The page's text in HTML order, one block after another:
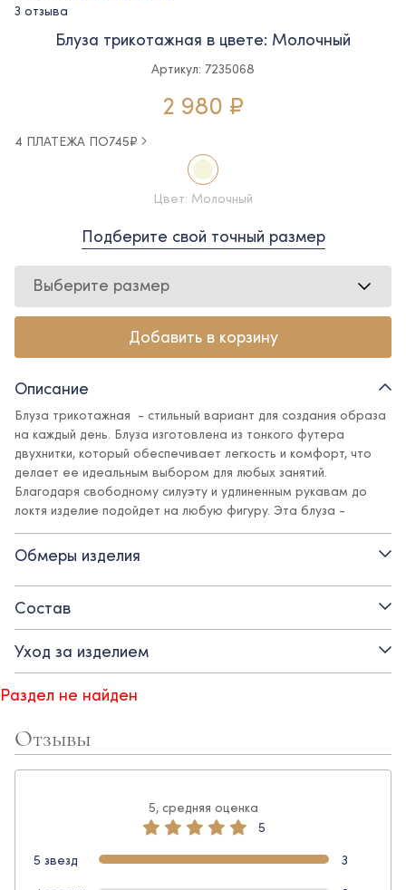
3 отзыва
Блуза трикотажная в цвете: Молочный
Артикул: 7235068
2 980 ₽
4 ПЛАТЕЖА ПО745₽
Цвет: Молочный
Подберите свой точный размер
Выберите размер
Добавить в корзину
Описание
Блуза трикотажная - стильный вариант для создания образа
на каждый день. Блуза изготовлена из тонкого футера
двухнитки, который обеспечивает легкость и комфорт, что
делает ее идеальным выбором для любых занятий.
Благодаря свободному силуэту и удлиненным рукавам до
локтя изделие подойдет на любую фигуру. Эта блуза -
отличный выбор для создания базовых образов для
маленьких модниц, которые любят выглядеть неповторимо и
оригинально.
- круглый вырез горловины
- тонкий футер двухнитка на основе хлопка
Обмеры изделия
Состав
Уход за изделием
Раздел не найден
Отзывы
5, средняя оценка
5
5 звезд
3